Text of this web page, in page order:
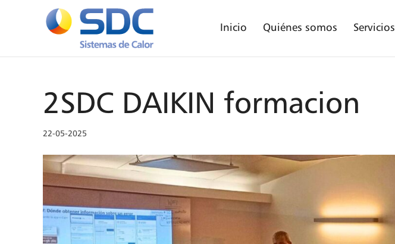
Inicio Quiénes somos Servicios
2SDC DAIKIN formacion
22-05-2025